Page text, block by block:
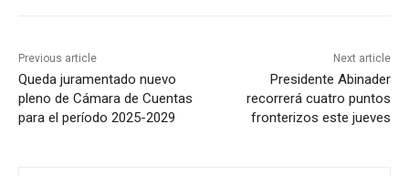
Previous article
Queda juramentado nuevo
pleno de Cámara de Cuentas
para el período 2025-2029
Next article
Presidente Abinader
recorrerá cuatro puntos
fronterizos este jueves